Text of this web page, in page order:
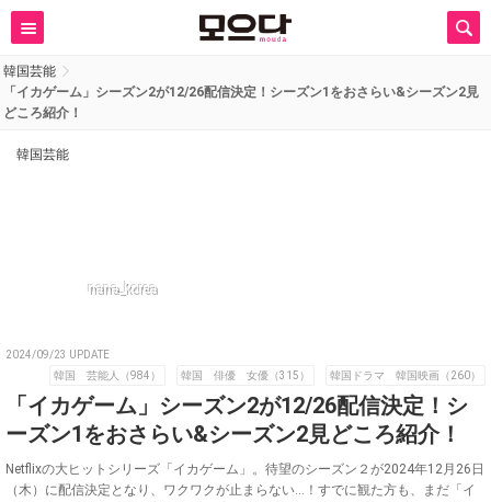
韓国芸能
「イカゲーム」シーズン2が12/26配信決定！シーズン1をおさらい&シーズン2見
どころ紹介！
韓国芸能
nana_korea
2024/09/23 UPDATE
韓国 芸能人（984）
韓国 俳優 女優（315） 韓国ドラマ 韓国映画（260）
「イカゲーム」シーズン2が12/26配信決定！シ
ーズン1をおさらい&シーズン2見どころ紹介！
Netflixの大ヒットシリーズ「イカゲーム」。待望のシーズン２が2024年12月26日
（木）に配信決定となり、ワクワクが止まらない…！すでに観た方も、まだ「イ